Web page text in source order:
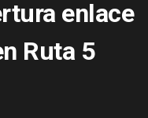
enlace
Ruta 5